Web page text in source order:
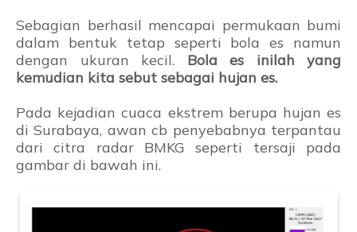
Sebagian berhasil mencapai permukaan bumi
dalam bentuk tetap seperti bola es namun
dengan ukuran kecil. Bola es inilah yang
kemudian kita sebut sebagai hujan es.
Pada kejadian cuaca ekstrem berupa hujan es
di Surabaya, awan cb penyebabnya terpantau
dari citra radar BMKG seperti tersaji pada
gambar di bawah ini.